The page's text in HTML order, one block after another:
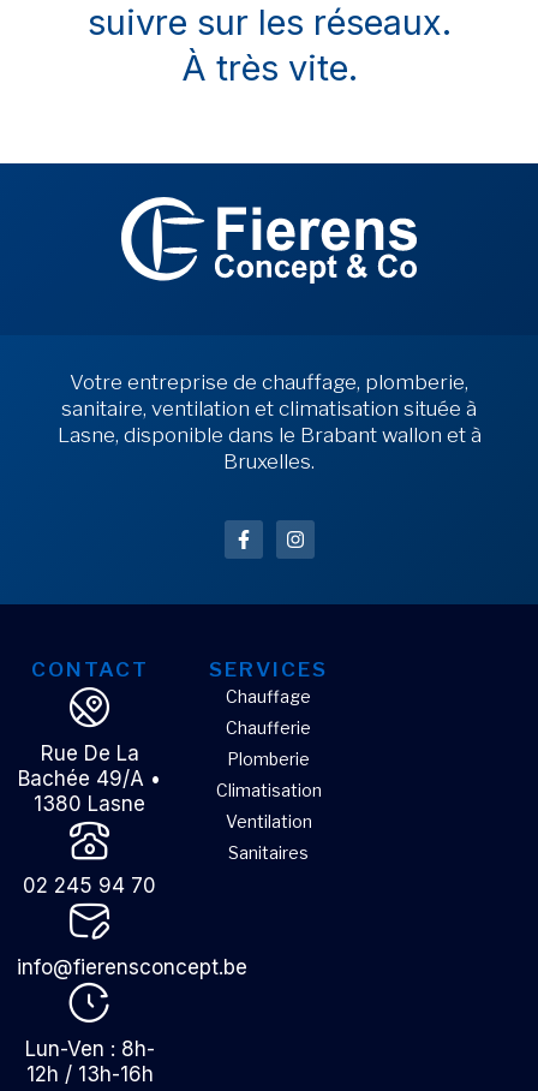
suivre sur les réseaux.
À très vite.
Votre entreprise de chauffage, plomberie,
sanitaire, ventilation et climatisation située à
Lasne, disponible dans le Brabant wallon et à
Bruxelles.
CONTACT
Rue De La
Bachée 49/A •
1380 Lasne
02 245 94 70
info@fierensconcept.be
Lun-Ven : 8h-
12h / 13h-16h
SERVICES
Chauffage
Chaufferie
Plomberie
Climatisation
Ventilation
Sanitaires